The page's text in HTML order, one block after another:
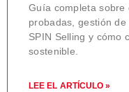
Guía completa
probadas, gestión
SPIN Selling y cómo
sostenible.
LEE EL ARTÍCULO »